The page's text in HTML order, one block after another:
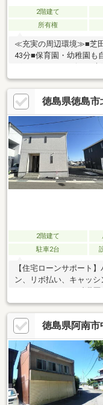
2階建て
所有権
≪充実の周辺環境≫■芝
43分■保育園・幼稚園も
徳島県徳島市
2階建て
駐車2台
【住宅ローンサポート
ン、リボ払い、キャッ
分は無理かも…」という
年収300万＋車ローン／
カード残債→通過・転
足資料＆補足説明で通
業はいたしません。通
【見学予約】からも受付
徳島県阿南市